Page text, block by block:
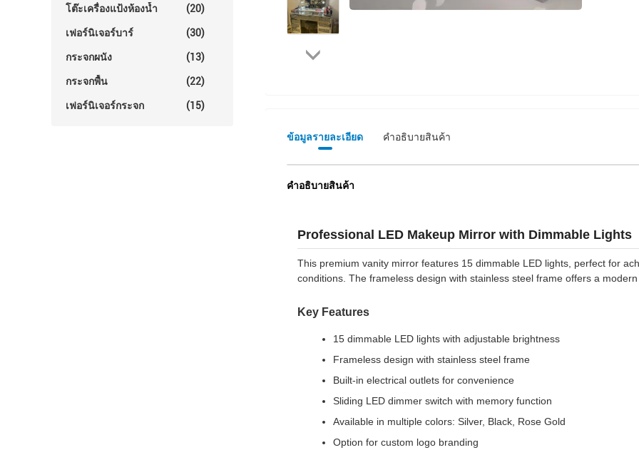
โต๊ะเครื่องแป้งห้องน้ำ (20)
เฟอร์นิเจอร์บาร์ (30)
กระจกผนัง (13)
กระจกพื้น (22)
เฟอร์นิเจอร์กระจก (15)
ข้อมูลรายละเอียด คําอธิบายสินค้า
คําอธิบายสินค้า
Professional LED Makeup Mirror with Dimmable Lights
This premium vanity mirror features 15 dimmable LED lights, perfect for
conditions. The frameless design with stainless steel frame offers a
Key Features
15 dimmable LED lights with adjustable brightness
Frameless design with stainless steel frame
Built-in electrical outlets for convenience
Sliding LED dimmer switch with memory function
Available in multiple colors: Silver, Black, Rose Gold
Option for custom logo branding